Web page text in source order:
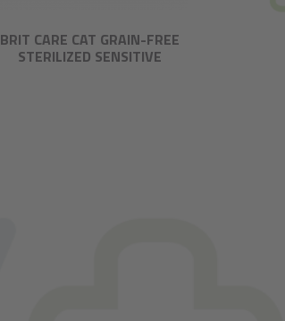
BRIT CARE CAT GRAIN-FREE
STERILIZED SENSITIVE